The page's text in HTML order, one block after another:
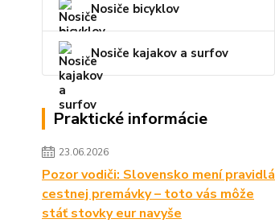
Nosiče bicyklov
Nosiče kajakov a surfov
Praktické informácie
23.06.2026
Pozor vodiči: Slovensko mení pravidlá
cestnej premávky – toto vás môže
stáť stovky eur navyše